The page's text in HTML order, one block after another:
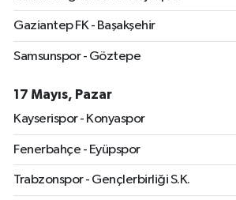
Gaziantep FK - Başakşehir
Samsunspor - Göztepe
17 Mayıs, Pazar
Kayserispor - Konyaspor
Fenerbahçe - Eyüpspor
Trabzonspor - Gençlerbirliği S.K.